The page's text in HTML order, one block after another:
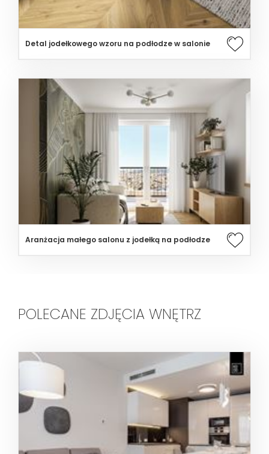
Detal jodełkowego wzoru na podłodze w salonie
Aranżacja małego salonu z jodełką na podłodze
POLECANE ZDJĘCIA WNĘTRZ